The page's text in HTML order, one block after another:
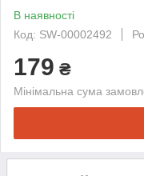
В наявності
Код: SW-00002492
179 ₴
Мінімальна сума